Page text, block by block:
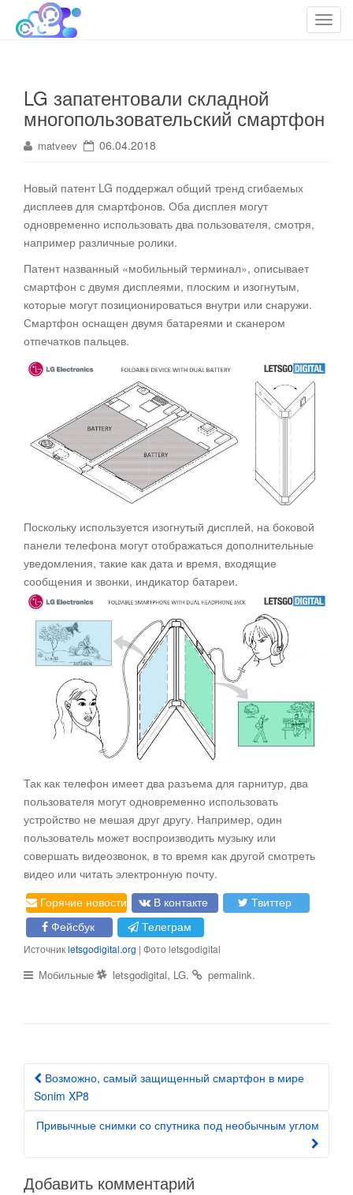
T
e
n
Облако технологий
cloudteh.ru
LG запатентовали складной
многопользовательский смартфон
matveev 06.04.2018
Новый патент LG поддержал общий тренд сгибаемых
дисплеев для смартфонов. Оба дисплея могут
одновременно использовать два пользователя, смотря,
например различные ролики.
Патент названный «мобильный терминал», описывает
смартфон с двумя дисплеями, плоским и изогнутым,
которые могут позиционироваться внутри или снаружи.
Смартфон оснащен двумя батареями и сканером
отпечатков пальцев.
Поскольку используется изогнутый дисплей, на боковой
панели телефона могут отображаться дополнительные
уведомления, такие как дата и время, входящие
сообщения и звонки, индикатор батареи.
Так как телефон имеет два разъема для гарнитур, два
пользователя могут одновременно использовать
устройство не мешая друг другу. Например, один
пользователь может воспроизводить музыку или
совершать видеозвонок, в то время как другой смотреть
видео или читать электронную почту.
Горячие новости
В контакте
Твиттер
Фейсбук
Телеграм
Источникletsgodigital.org | Фото letsgodigital
Мобильные letsgodigital, LG. permalink.
Post navigation
Возможно, самый защищенный смартфон в мире
Sonim XP8
Привычные снимки со спутника под необычным углом
Добавить комментарий